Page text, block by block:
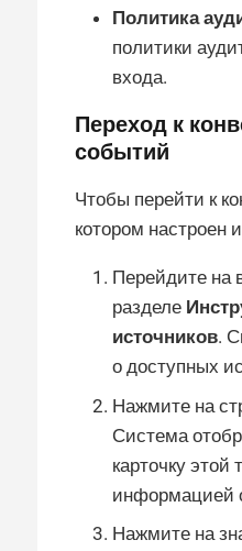
Политика
политики
входа.
Переход к
событий
Чтобы перейти к
котором настроен
Перейдите на
разделе
источников.
о доступных
Нажмите на
Система
карточку этой
информацией
Нажмите на